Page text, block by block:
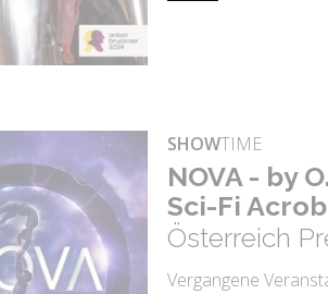
SHOWTIME
NOVA - by
Sci-Fi
Österreich
Vergangene